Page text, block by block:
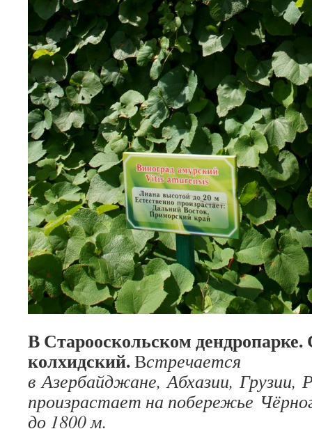
В Старооскольском
колхидский.Встречается
в Азербайджане, Абхазии, Грузии,
произрастает на побережье
до 1800 м.